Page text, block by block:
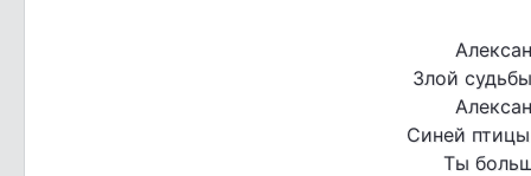
Злой
Синей птицы
Ты